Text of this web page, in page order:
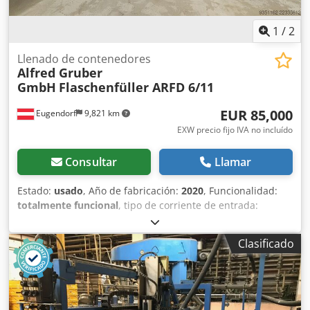
1 /2
Eugendorf 9,821 km
Llenado de contenedores
Alfred Gruber
GmbH Flaschenfüller ARFD 6/11
EUR 85,000
EXW precio fijo IVA no incluído
Consultar Llamar
Estado: usado, Año de fabricación: 2020, Funcionalidad:
totalmente funcional, tipo de corriente de entrada:
, duración de la garantía:
entrada:400 V, Equipamiento:documentación / manual,
Ofrecemos esta máquina usada de Alfred Gruber GmbH,
modelo ARFD 6/11, para el llenado de botellas, con
enjuagadora y tapadora RingBull Off, fabricada en 2020.
Fabricante: Alfred Gruber GmbH Modelo: ARFD 6/11 Año
de fabricación: 2020 Número de fabricación: 2020044
Clasificado